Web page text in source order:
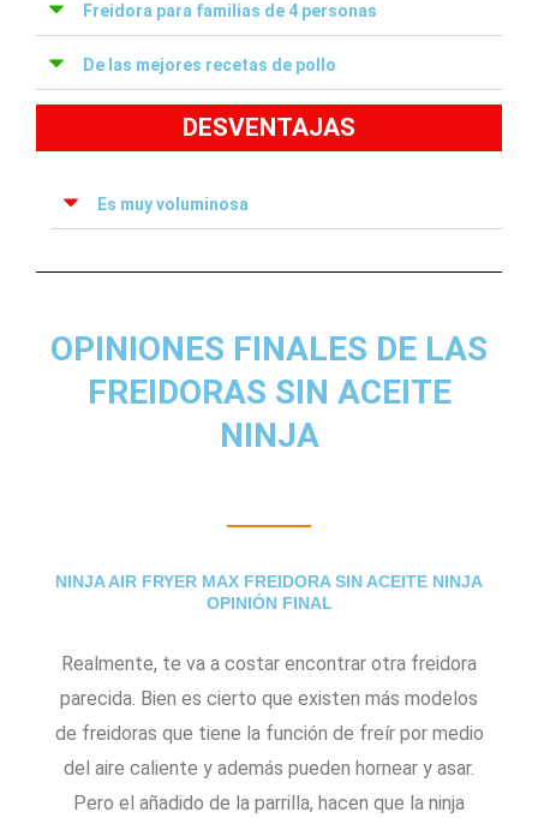
Freidora para familias de 4 personas
De las mejores recetas de pollo
DESVENTAJAS
Es muy voluminosa
OPINIONES FINALES DE LAS
FREIDORAS SIN ACEITE
NINJA
NINJA AIR FRYER MAX FREIDORA SIN ACEITE NINJA
OPINIÓN FINAL
Realmente, te va a costar encontrar otra freidora
parecida. Bien es cierto que existen más modelos
de freidoras que tiene la función de freír por medio
del aire caliente y además pueden hornear y asar.
Pero el añadido de la parrilla, hacen que la ninja